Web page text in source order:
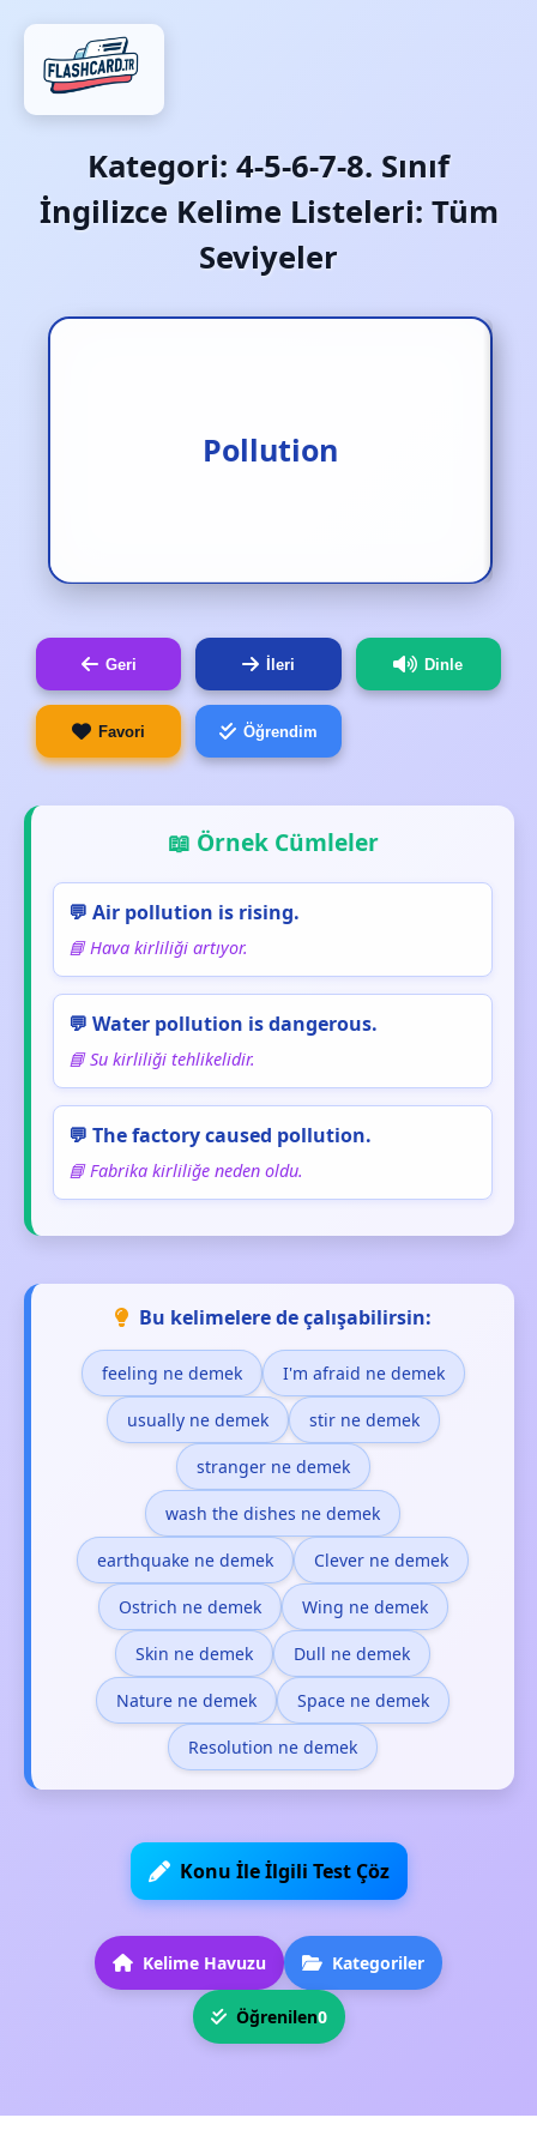
Kategori: 4-5-6-7-8. Sınıf
İngilizce Kelime Listeleri: Tüm
Seviyeler
Pollution
Kirlilik
Geri İleri Dinle
Favori Öğrendim
📖 Örnek Cümleler
💬 Air pollution is rising.
📘 Hava kirliliği artıyor.
💬 Water pollution is dangerous.
📘 Su kirliliği tehlikelidir.
💬 The factory caused pollution.
📘 Fabrika kirliliğe neden oldu.
Bu kelimelere de çalışabilirsin:
feeling ne demek I'm afraid ne demek
usually ne demek stir ne demek
stranger ne demek
wash the dishes ne demek
earthquake ne demek Clever ne demek
Ostrich ne demek Wing ne demek
Skin ne demek Dull ne demek
Nature ne demek Space ne demek
Resolution ne demek
Konu İle İlgili Test Çöz
Kelime Havuzu Kategoriler
Öğrenilen0